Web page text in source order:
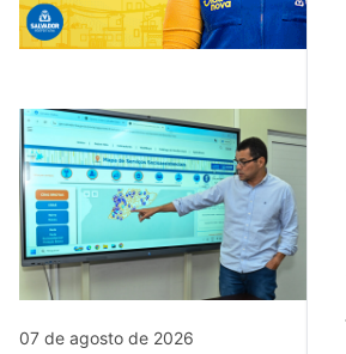
07 de agosto de 2026